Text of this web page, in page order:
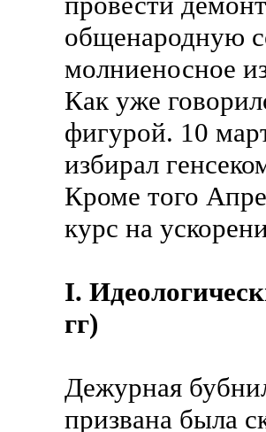
общенародную
молниеносное
Как уже
фигурой. 10
избирал
Кроме того
курс на
I.
гг)
Дежурная
призвана была